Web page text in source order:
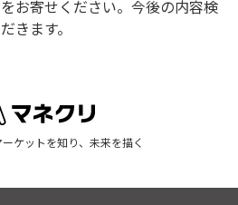
お寄せください。今後の内容検
きます。
ケットを知り、未来を描く